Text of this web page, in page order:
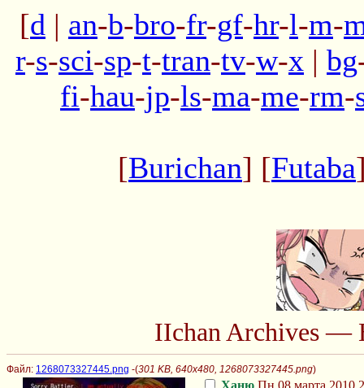
[d | an-b-bro-fr-gf-hr-l-m-
r-s-sci-sp-t-tran-tv-w-x | bg
fi-hau-jp-ls-ma-me-rm-
[Burichan] [Futaba
IIchan Archives —
Файл: 1268073327445.png -(301 KB, 640x480, 1268073327445.png)
Ханю Пн 08 марта 2010